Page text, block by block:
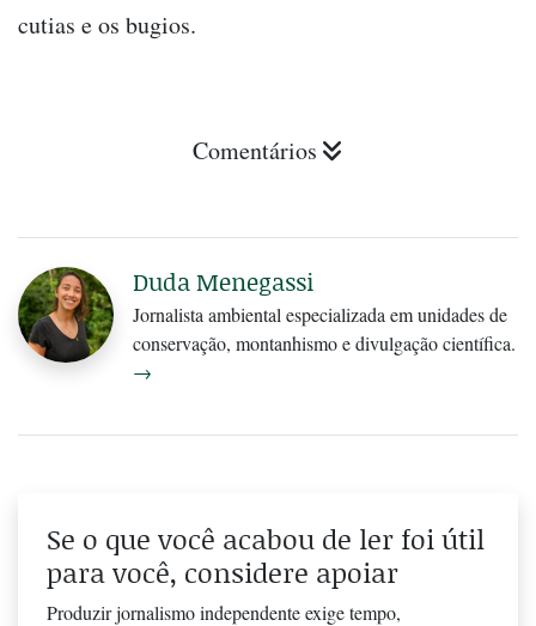
cutias e os bugios.
Comentários
Duda Menegassi
Jornalista ambiental especializada em unidades de
conservação, montanhismo e divulgação científica.
→
Se o que você acabou de ler foi útil
para você, considere apoiar
Produzir jornalismo independente exige tempo,